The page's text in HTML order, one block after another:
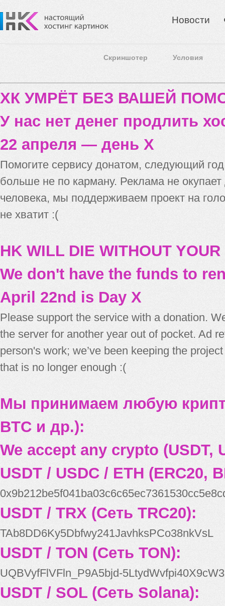
Новости
Скриншотер Условия
ХК УМРЁТ БЕЗ ВАШЕЙ
У нас нет денег продлить
22 апреля — день X
Помогите сервису донатом, следующий
больше не по карману. Реклама не
человека, мы поддерживаем проект на
не хватит :(
HK WILL DIE WITHOUT
We don't have the funds to
April 22nd is Day X
Please support the service with a donation.
the server for another year out of pocket. Ad
person's work; we’ve been keeping the
that is no longer enough :(
Мы принимаем любую
BTC и др.):
We accept any crypto (USDT,
USDT / USDC / ETH (ERC20,
USDT / TRX (Сеть TRC20):
TAb8DD6Ky5Dbfwy241JavhksPCo38nkVsL
USDT / TON (Сеть TON):
UQBVyfFlVFln_P9A5bjd-
USDT / SOL (Сеть Solana):